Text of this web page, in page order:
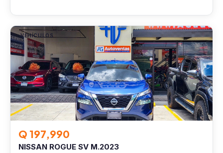
VEHÍCULOS
Q 197,990
NISSAN ROGUE SV M.2023